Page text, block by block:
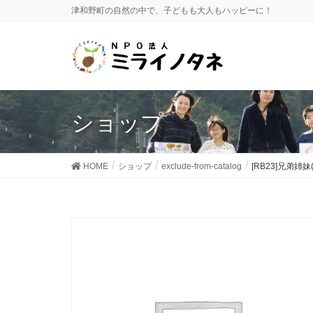
津和野町の自然の中で、子どもも大人もハッピーに！
ショップ
HOME ショップ exclude-from-catalog [RB23]兄弟姉